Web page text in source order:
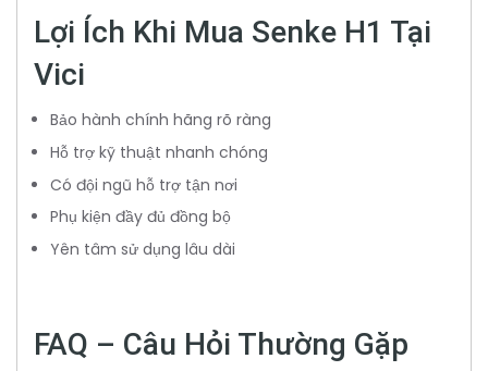
Lợi Ích Khi Mua Senke H1 Tại
Vici
Bảo hành chính hãng rõ ràng
Hỗ trợ kỹ thuật nhanh chóng
Có đội ngũ hỗ trợ tận nơi
Phụ kiện đầy đủ đồng bộ
Yên tâm sử dụng lâu dài
FAQ – Câu Hỏi Thường Gặp